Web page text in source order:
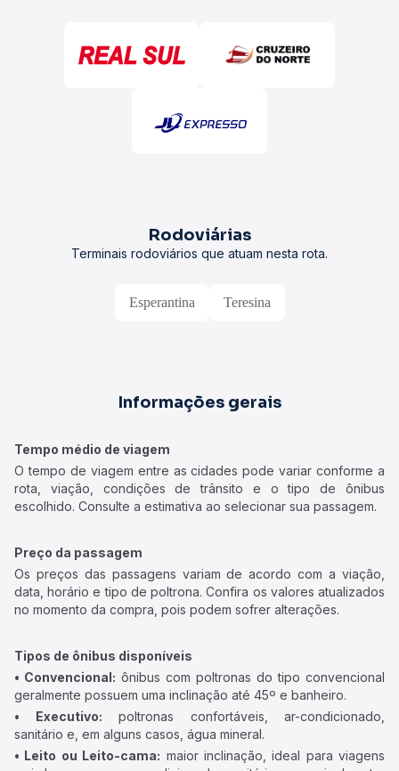
Rodoviárias
Terminais rodoviários que atuam nesta rota.
Esperantina Teresina
Informações gerais
Tempo médio de viagem
O tempo de viagem entre as cidades pode variar conforme a
rota, viação, condições de trânsito e o tipo de ônibus
escolhido. Consulte a estimativa ao selecionar sua passagem.
Preço da passagem
Os preços das passagens variam de acordo com a viação,
data, horário e tipo de poltrona. Confira os valores atualizados
no momento da compra, pois podem sofrer alterações.
Tipos de ônibus disponíveis
• Convencional: ônibus com poltronas do tipo convencional
geralmente possuem uma inclinação até 45º e banheiro.
• Executivo: poltronas confortáveis, ar-condicionado,
sanitário e, em alguns casos, água mineral.
• Leito ou Leito-cama: maior inclinação, ideal para viagens